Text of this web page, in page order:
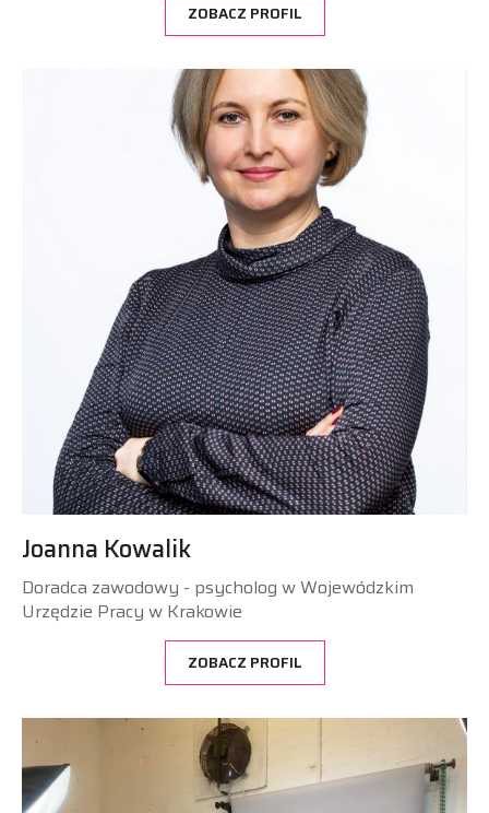
ZOBACZ PROFIL
Joanna Kowalik
Doradca zawodowy - psycholog w Wojewódzkim
Urzędzie Pracy w Krakowie
ZOBACZ PROFIL